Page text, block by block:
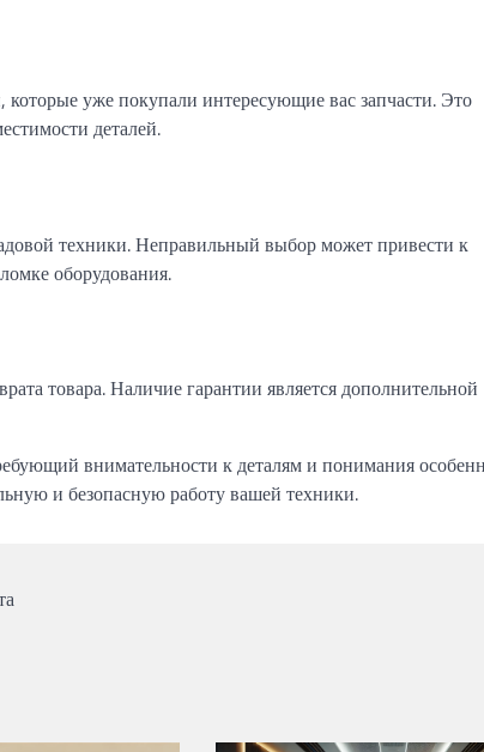
которые уже покупали интересующие вас запчасти. Это
деталей.
техники. Неправильный выбор может привести к
оборудования.
товара. Наличие гарантии является дополнительной
внимательности к деталям и понимания
и безопасную работу вашей техники.